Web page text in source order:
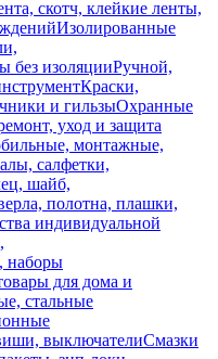
скотч, клейкие ленты,
Изолированные
без изоляцииРучной,
Краски,
и гильзыОхранные
уход и защита
монтажные,
салфетки,
шайб,
полотна, плашки,
индивидуальной
наборы
для дома и
стальные
выключателиСмазки